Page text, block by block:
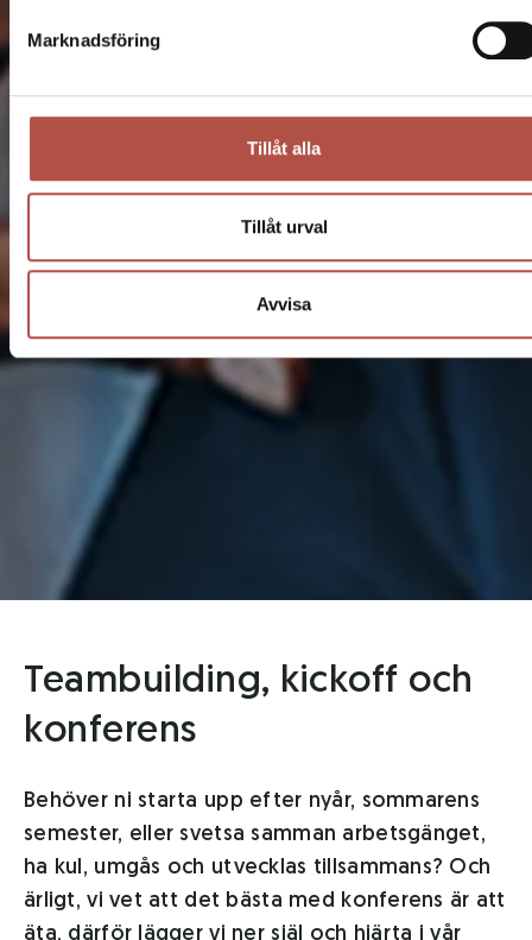
Marknadsföring
Tillåt alla
Tillåt urval
Avvisa
Teambuilding, kickoff och
konferens
Behöver ni starta upp efter nyår, sommarens
semester, eller svetsa samman arbetsgänget,
ha kul, umgås och utvecklas tillsammans? Och
ärligt, vi vet att det bästa med konferens är att
äta, därför lägger vi ner själ och hjärta i vår